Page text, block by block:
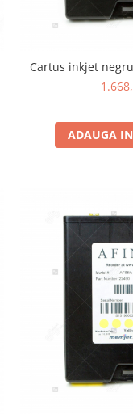
Cartus inkjet
ADAUGA